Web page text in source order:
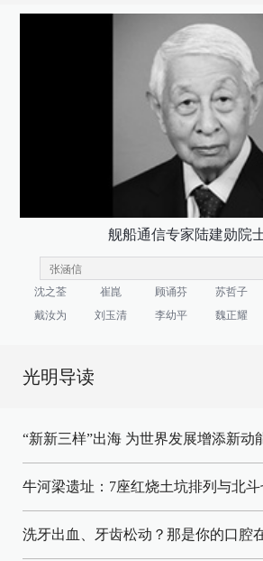
舰船通信专家陆建勋院
沈之荃 崔崑 顾诵芬 苏哲子
戴汝为
刘玉清 李幼平 魏正耀
光明导读
“新新三样”出海 为世界发展增添新动
牛河梁遗址：7座红烧土坑排列与北
洗牙出血、牙齿松动？那是你的口腔